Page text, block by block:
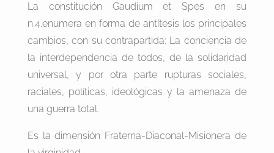
La constitución Gaudium et Spes en su
n.4.enumera en forma de antítesis los principales
cambios, con su contrapartida: La conciencia de
la interdependencia de todos, de la solidaridad
universal, y por otra parte rupturas sociales,
raciales, políticas, ideológicas y la amenaza de
una guerra total.
Es la dimensión Fraterna-Diaconal-Misionera de